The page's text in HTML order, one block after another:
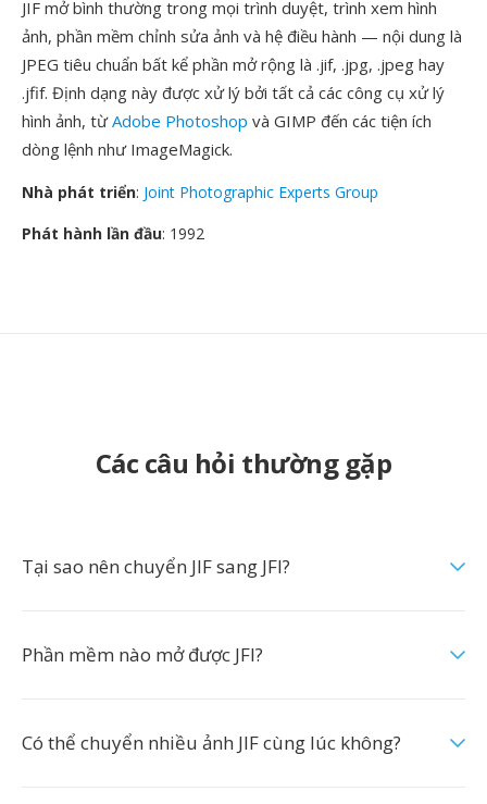
JIF mở bình thường trong mọi trình duyệt, trình xem hình
ảnh, phần mềm chỉnh sửa ảnh và hệ điều hành — nội dung là
JPEG tiêu chuẩn bất kể phần mở rộng là .jif, .jpg, .jpeg hay
.jfif. Định dạng này được xử lý bởi tất cả các công cụ xử lý
hình ảnh, từAdobe Photoshop và GIMP đến các tiện ích
dòng lệnh như ImageMagick.
Nhà phát triển: Joint Photographic Experts Group
Phát hành lần đầu: 1992
Các câu hỏi thường gặp
Tại sao nên chuyển JIF sang JFI?
Phần mềm nào mở được JFI?
Có thể chuyển nhiều ảnh JIF cùng lúc không?